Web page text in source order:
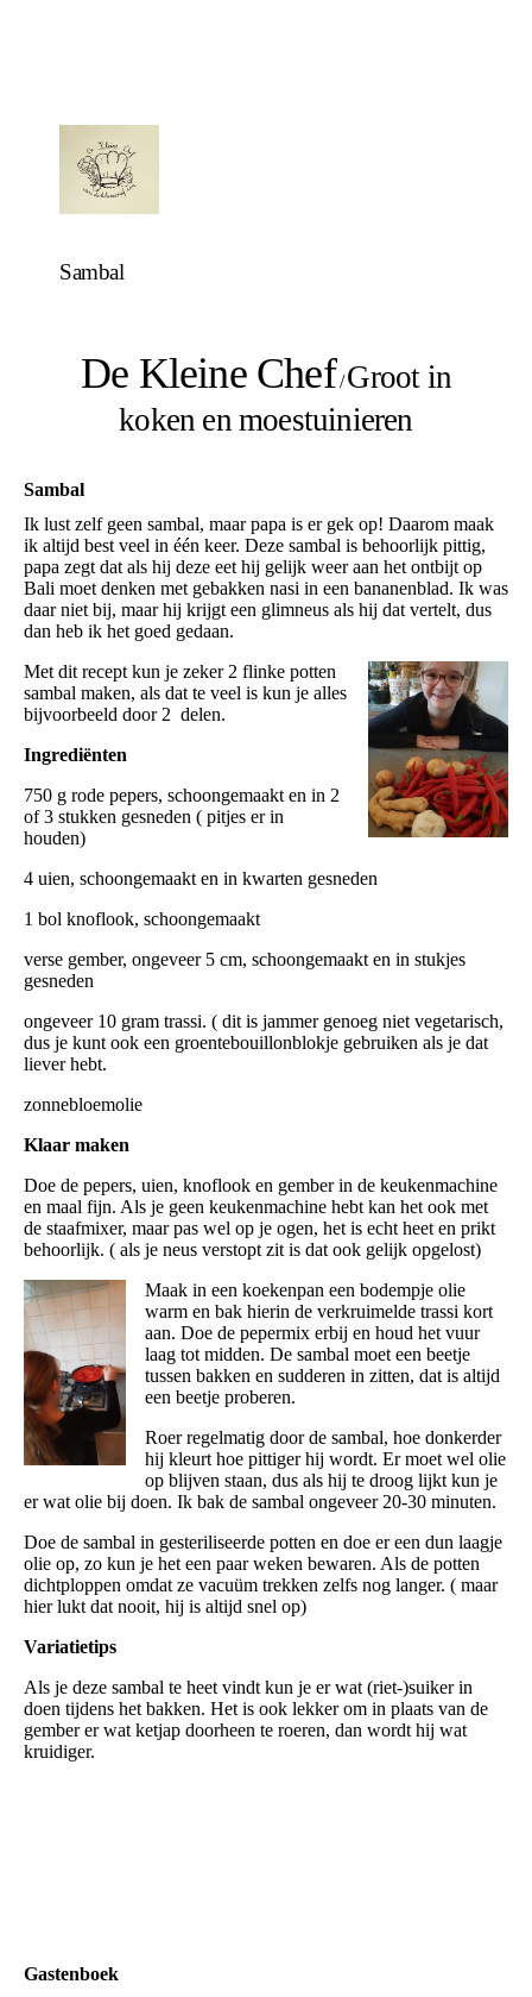
Sambal
De Kleine Chef/Groot in
koken en moestuinieren
Sambal
Ik lust zelf geen sambal, maar papa is er gek op! Daarom maak
ik altijd best veel in één keer. Deze sambal is behoorlijk pittig,
papa zegt dat als hij deze eet hij gelijk weer aan het ontbijt op
Bali moet denken met gebakken nasi in een bananenblad. Ik was
daar niet bij, maar hij krijgt een glimneus als hij dat vertelt, dus
dan heb ik het goed gedaan.
Met dit recept kun je zeker 2 flinke potten
sambal maken, als dat te veel is kun je alles
bijvoorbeeld door 2 delen.
Ingrediënten
750 g rode pepers, schoongemaakt en in 2
of 3 stukken gesneden ( pitjes er in
houden)
4 uien, schoongemaakt en in kwarten gesneden
1 bol knoflook, schoongemaakt
verse gember, ongeveer 5 cm, schoongemaakt en in stukjes
gesneden
ongeveer 10 gram trassi. ( dit is jammer genoeg niet vegetarisch,
dus je kunt ook een groentebouillonblokje gebruiken als je dat
liever hebt.
zonnebloemolie
Klaar maken
Doe de pepers, uien, knoflook en gember in de keukenmachine
en maal fijn. Als je geen keukenmachine hebt kan het ook met
de staafmixer, maar pas wel op je ogen, het is echt heet en prikt
behoorlijk. ( als je neus verstopt zit is dat ook gelijk opgelost)
Maak in een koekenpan een bodempje olie
warm en bak hierin de verkruimelde trassi kort
aan. Doe de pepermix erbij en houd het vuur
laag tot midden. De sambal moet een beetje
tussen bakken en sudderen in zitten, dat is altijd
een beetje proberen.
Roer regelmatig door de sambal, hoe donkerder
hij kleurt hoe pittiger hij wordt. Er moet wel olie
op blijven staan, dus als hij te droog lijkt kun je
er wat olie bij doen. Ik bak de sambal ongeveer 20-30 minuten.
Doe de sambal in gesteriliseerde potten en doe er een dun laagje
olie op, zo kun je het een paar weken bewaren. Als de potten
dichtploppen omdat ze vacuüm trekken zelfs nog langer. ( maar
hier lukt dat nooit, hij is altijd snel op)
Variatietips
Als je deze sambal te heet vindt kun je er wat (riet-)suiker in
doen tijdens het bakken. Het is ook lekker om in plaats van de
gember er wat ketjap doorheen te roeren, dan wordt hij wat
kruidiger.
Gastenboek